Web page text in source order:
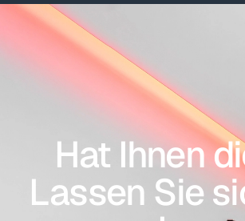
Hat Ihnen
Lassen Sie